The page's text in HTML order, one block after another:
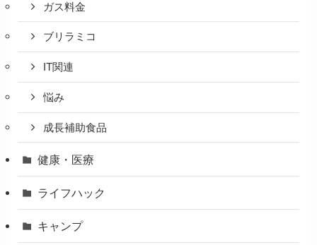
ガス料金
ブリラミコ
IT関連
悩み
成長補助食品
健康・医療
ライフハック
キャンプ